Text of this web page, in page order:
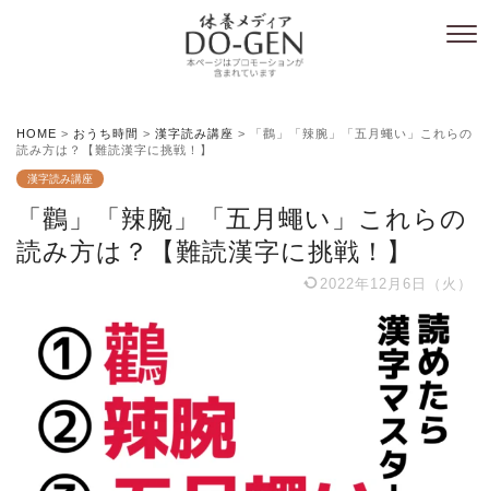
HOME > おうち時間 > 漢字読み講座 >
「鸛」「辣腕」「五月蠅い」これらの
読み方は？【難読漢字に挑戦！】
漢字読み講座
「鸛」「辣腕」「五月蠅い」これらの
読み方は？【難読漢字に挑戦！】
2022年12月6日（火）